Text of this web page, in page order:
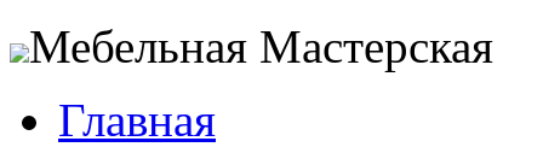
Мебельная Мастерская
Главная